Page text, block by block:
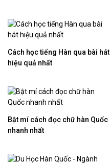
Cách học tiếng Hàn qua bài hát
hiệu quả nhất
Bật mí cách đọc chữ hàn Quốc
nhanh nhất